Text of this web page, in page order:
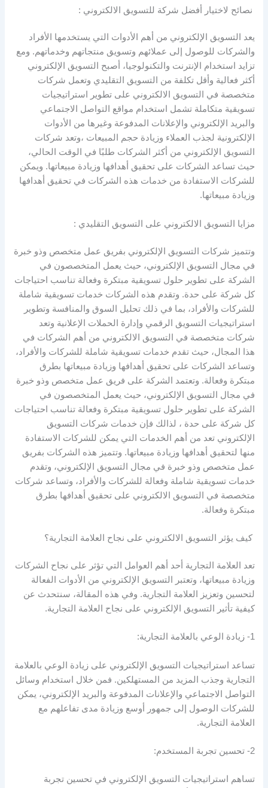
نصائح لاختيار أفضل شركة للتسويق الالكتروني :
يعد التسويق الإلكتروني من أهم الأدوات التي يستخدمها الأفراد
والشركات للوصول إلى عملائهم وتسويق منتجاتهم وخدماتهم. ومع
تزايد استخدام الإنترنت والتكنولوجيا، أصبح التسويق الإلكتروني
أكثر فعالية وأقل تكلفة من التسويق التقليدي وتعمل شركات
متخصصة في التسويق الالكتروني على تطوير استراتيجيات
تسويقية متكاملة تشمل استخدام مواقع التواصل الاجتماعي
والبريد الإلكتروني والإعلانات المدفوعة وغيرها من الأدوات
الإلكترونية لجذب العملاء وزيادة حجم المبيعات ،وتعد شركات
التسويق الإلكتروني من أكثر الشركات طلبًا في الوقت الحالي،
حيث تساعد الشركات على تحقيق أهدافها وزيادة مبيعاتها. ويمكن
للشركات الاستفادة من خدمات هذه الشركات في تحقيق أهدافها
وزيادة مبيعاتها.
مزايا التسويق الالكتروني على التسويق التقليدي :
وتتميز شركات التسويق الإلكتروني بفريق عمل متخصص وذو خبرة
في مجال التسويق الإلكتروني، حيث يعمل المتخصصون في
الشركة على تطوير حلول تسويقية مبتكرة وفعالة تناسب احتياجات
كل شركة على حدة. وتقدم هذه الشركات خدمات تسويقية شاملة
للشركات والأفراد، بما في ذلك تحليل السوق والمنافسة وتطوير
استراتيجيات التسويق الرقمي وإدارة الحملات الإعلانية وتعد
شركات متخصصة في التسويق الالكتروني من أهم الشركات في
هذا المجال، حيث تقدم خدمات تسويقية شاملة للشركات والأفراد،
وتساعد الشركات على تحقيق أهدافها وزيادة مبيعاتها بطرق
مبتكرة وفعالة. وتعتمد الشركة على فريق عمل متخصص وذو خبرة
في مجال التسويق الإلكتروني، حيث يعمل المتخصصون في
الشركة على تطوير حلول تسويقية مبتكرة وفعالة تناسب احتياجات
كل شركة على حدة ، لذالك فإن خدمات شركات التسويق
الإلكتروني تعد من أهم الخدمات التي يمكن للشركات الاستفادة
منها لتحقيق أهدافها وزيادة مبيعاتها. وتتميز هذه الشركات بفريق
عمل متخصص وذو خبرة في مجال التسويق الإلكتروني، وتقدم
خدمات تسويقية شاملة وفعالة للشركات والأفراد، وتساعد شركات
متخصصة في التسويق الالكتروني على تحقيق أهدافها بطرق
مبتكرة وفعالة.
كيف يؤثر التسويق الالكتروني على نجاح العلامة التجارية؟
تعد العلامة التجارية أحد أهم العوامل التي تؤثر على نجاح الشركات
وزيادة مبيعاتها، وتعتبر التسويق الإلكتروني من الأدوات الفعالة
لتحسين وتعزيز العلامة التجارية. وفي هذه المقالة، سنتحدث عن
كيفية تأثير التسويق الإلكتروني على نجاح العلامة التجارية.
1- زيادة الوعي بالعلامة التجارية:
تساعد استراتيجيات التسويق الإلكتروني على زيادة الوعي بالعلامة
التجارية وجذب المزيد من المستهلكين. فمن خلال استخدام وسائل
التواصل الاجتماعي والإعلانات المدفوعة والبريد الإلكتروني، يمكن
للشركات الوصول إلى جمهور أوسع وزيادة مدى تفاعلهم مع
العلامة التجارية.
2- تحسين تجربة المستخدم:
تساهم استراتيجيات التسويق الإلكتروني في تحسين تجربة